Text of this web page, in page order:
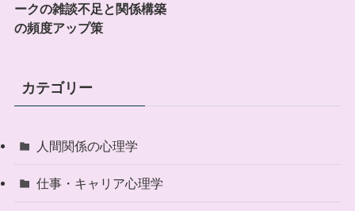
ークの雑談不足と関係構築
の頻度アップ策
カテゴリー
人間関係の心理学
仕事・キャリア心理学